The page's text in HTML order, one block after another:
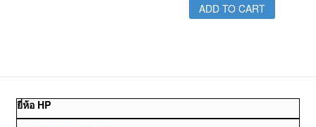
ADD TO CART
ยี่ห้อ HP